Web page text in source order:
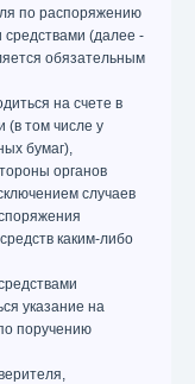
по распоряжению
(далее -
обязательным
на счете в
(в том числе у
бумаг),
органов
случаев
каким-либо
указание на
поручению